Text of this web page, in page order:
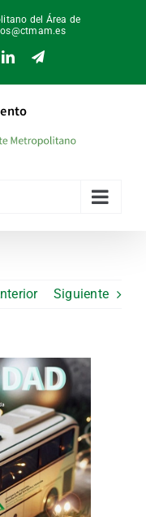
del Área de
LinkedInTelegram
Siguiente